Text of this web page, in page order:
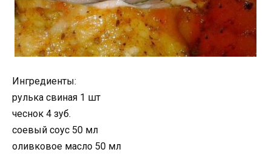
Ингредиенты:
рулька свиная 1 шт
чеснок 4 зуб.
соевый соус 50 мл
оливковое масло 50 мл